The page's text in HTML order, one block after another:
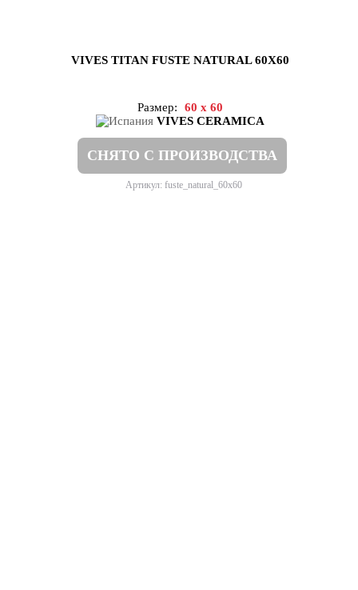
VIVES TITAN FUSTE NATURAL 60X60
Размер:
60 x 60
VIVES CERAMICA
СНЯТО С ПРОИЗВОДСТВА
Артикул: fuste_natural_60x60